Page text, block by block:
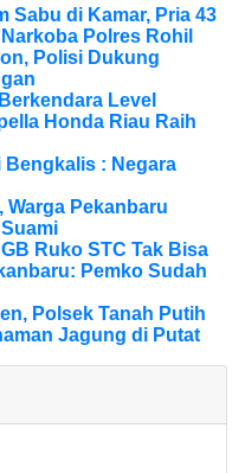
Sabu di Kamar, Pria 43
Polres Rohil
Polisi Dukung
Level
Honda Riau Raih
Bengkalis : Negara
Warga Pekanbaru
Ruko STC Tak Bisa
Pemko Sudah
Polsek Tanah Putih
Jagung di Putat